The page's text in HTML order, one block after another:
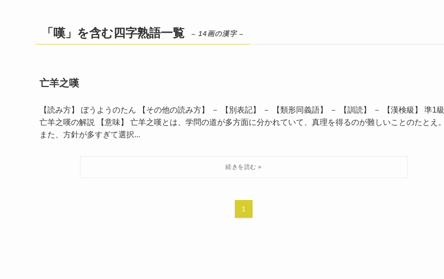
「嘆」を含む四字熟語一覧 – 14画の漢字 –
亡羊之嘆
【読み方】 ぼうようのたん 【その他の読み方】 － 【別表記】 － 【類形同義語】 － 【訓読】 － 【漢検級】 準1級
亡羊之嘆の解説 【意味】 亡羊之嘆とは、学問の道が多方面に分かれていて、真理を得るのが難しいことのたとえ。
また、方針が多すぎて選択...
1